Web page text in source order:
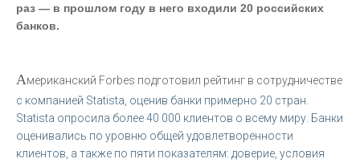
раз — в прошлом году в него входили 20 российских
банков.
Американский Forbes подготовил рейтинг в сотрудничестве
с компанией Statista, оценив банки примерно 20 стран.
Statista опросила более 40 000 клиентов о всему миру. Банки
оценивались по уровню общей удовлетворенности
клиентов, а также по пяти показателям: доверие, условия